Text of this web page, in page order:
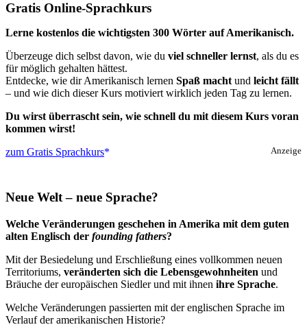
Gratis Online-Sprachkurs
Lerne kostenlos die wichtigsten 300 Wörter auf Amerikanisch.
Überzeuge dich selbst davon, wie du viel schneller lernst, als du es
für möglich gehalten hättest.
Entdecke, wie dir Amerikanisch lernen Spaß machtund leicht fällt
– und wie dich dieser Kurs motiviert wirklich jeden Tag zu lernen.
Du wirst überrascht sein, wie schnell du mit diesem Kurs voran
kommen wirst!
Anzeige
zum Gratis Sprachkurs
Neue Welt – neue Sprache?
Welche Veränderungen geschehen in Amerika mit dem guten
alten Englisch der founding fathers?
Mit der Besiedelung und Erschließung eines vollkommen neuen
Territoriums, veränderten sich die Lebensgewohnheiten und
Bräuche der europäischen Siedler und mit ihnen ihre Sprache.
Welche Veränderungen passierten mit der englischen Sprache im
Verlauf der amerikanischen Historie?